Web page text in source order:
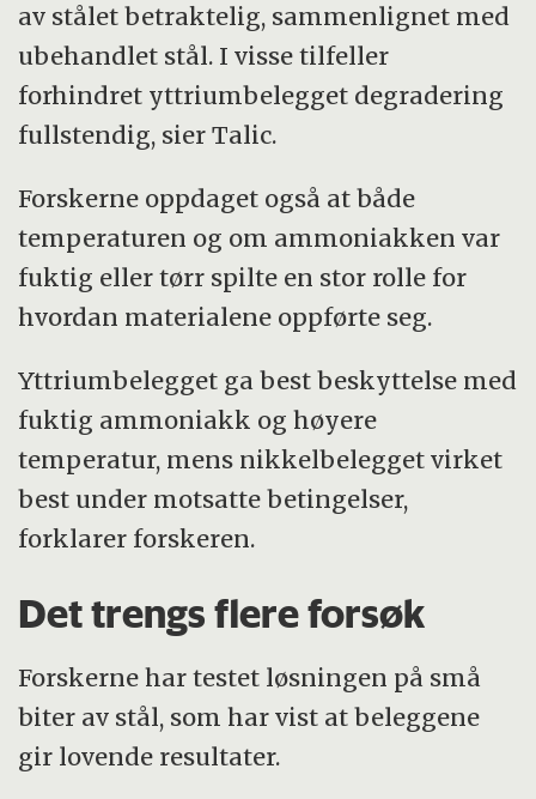
av stålet betraktelig, sammenlignet med
ubehandlet stål. I visse tilfeller
forhindret yttriumbelegget degradering
fullstendig, sier Talic.
Forskerne oppdaget også at både
temperaturen og om ammoniakken var
fuktig eller tørr spilte en stor rolle for
hvordan materialene oppførte seg.
Yttriumbelegget ga best beskyttelse med
fuktig ammoniakk og høyere
temperatur, mens nikkelbelegget virket
best under motsatte betingelser,
forklarer forskeren.
Det trengs flere forsøk
Forskerne har testet løsningen på små
biter av stål, som har vist at beleggene
gir lovende resultater.